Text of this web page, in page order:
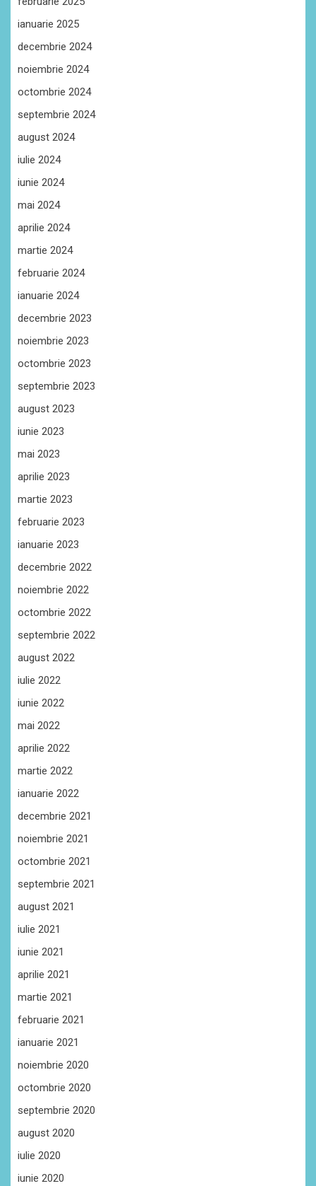
ianuarie 2025
decembrie 2024
noiembrie 2024
octombrie 2024
septembrie 2024
august 2024
iulie 2024
iunie 2024
mai 2024
aprilie 2024
martie 2024
februarie 2024
ianuarie 2024
decembrie 2023
noiembrie 2023
octombrie 2023
septembrie 2023
august 2023
iunie 2023
mai 2023
aprilie 2023
martie 2023
februarie 2023
ianuarie 2023
decembrie 2022
noiembrie 2022
octombrie 2022
septembrie 2022
august 2022
iulie 2022
iunie 2022
mai 2022
aprilie 2022
martie 2022
ianuarie 2022
decembrie 2021
noiembrie 2021
octombrie 2021
septembrie 2021
august 2021
iulie 2021
iunie 2021
aprilie 2021
martie 2021
februarie 2021
ianuarie 2021
noiembrie 2020
octombrie 2020
septembrie 2020
august 2020
iulie 2020
iunie 2020